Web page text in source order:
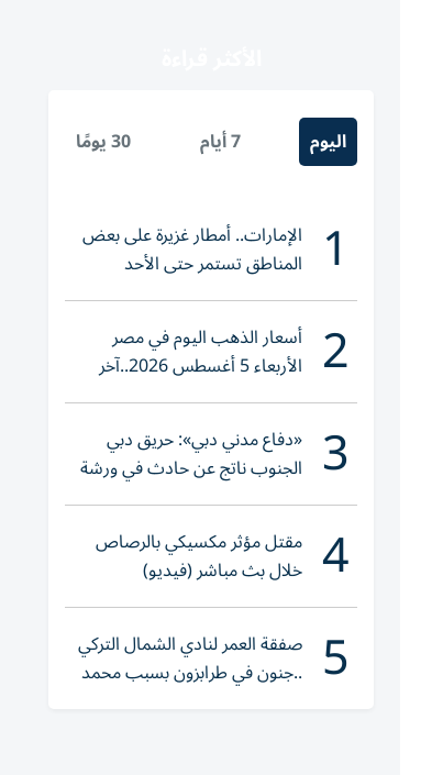
اليوم 7 أيام 30 يومًا
1 الإمارات.. أمطار غزيرة على بعض
المناطق تستمر حتى الأحد
2 أسعار الذهب اليوم في مصر
الأربعاء 5 أغسطس 2026..آخر
تحديث لعيار 21
3 «دفاع مدني دبي»: حريق دبي
الجنوب ناتج عن حادث في ورشة
ولا إصابات
4 مقتل مؤثر مكسيكي بالرصاص
خلال بث مباشر (فيديو)
5 صفقة العمر لنادي الشمال التركي
..جنون في طرابزون بسبب محمد